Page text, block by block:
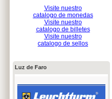
Visite nuestro
catalogo de monedas
Visite nuestro
catalogo de billetes
Visite nuestro
catalogo de sellos
Luz de Faro